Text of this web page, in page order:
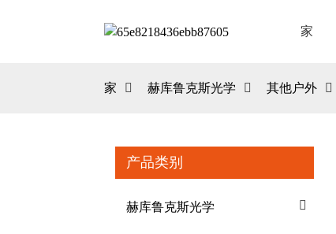
家
家 赫库鲁克斯光学 其他户外
产品类别
赫库鲁克斯光学
Loading...
Loading...